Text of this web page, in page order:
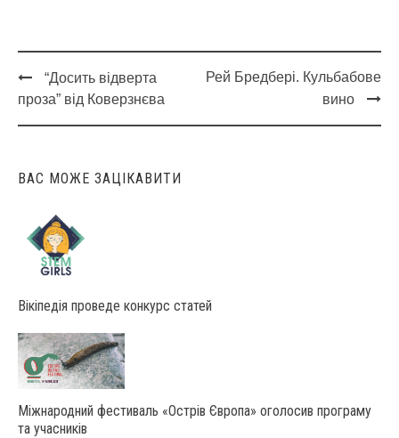
Post
navigation
“Досить відверта
проза” від Коверзнєва
Рей Бредбері. Кульбабове
вино
ВАС МОЖЕ ЗАЦІКАВИТИ
Вікіпедія проведе конкурс статей
Міжнародний фестиваль «Острів Європа» оголосив програму
та учасників